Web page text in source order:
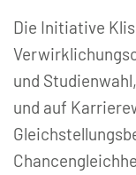
Die Initiative
und
und auf